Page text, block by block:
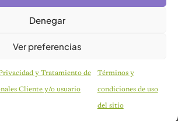
Denegar
Ver preferencias
y Tratamiento de
Cliente y/o usuario
Términos y
condiciones de uso
del sitio